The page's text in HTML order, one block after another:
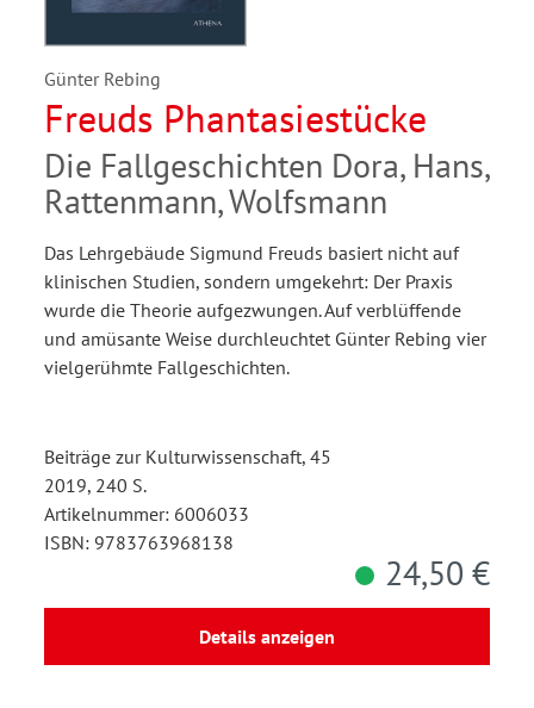
Günter Rebing
Freuds Phantasiestücke
Die Fallgeschichten Dora, Hans,
Rattenmann, Wolfsmann
Das Lehrgebäude Sigmund Freuds basiert nicht auf
klinischen Studien, sondern umgekehrt: Der Praxis
wurde die Theorie aufgezwungen. Auf verblüffende
und amüsante Weise durchleuchtet Günter Rebing vier
vielgerühmte Fallgeschichten.
Beiträge zur Kulturwissenschaft, 45
2019, 240 S.
Artikelnummer: 6006033
ISBN: 9783763968138
24,50 €
Details anzeigen